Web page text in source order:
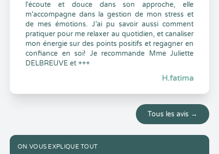
l'écoute et douce dans son approche, elle
m'accompagne dans la gestion de mon stress et
de mes émotions. J’ai pu savoir aussi comment
pratiquer pour me relaxer au quotidien, et canaliser
mon énergie sur des points positifs et regagner en
confiance en soi! Je recommande Mme Juliette
DELBREUVE et +++
H.fatima
Tous les avis →
ON VOUS EXPLIQUE TOUT